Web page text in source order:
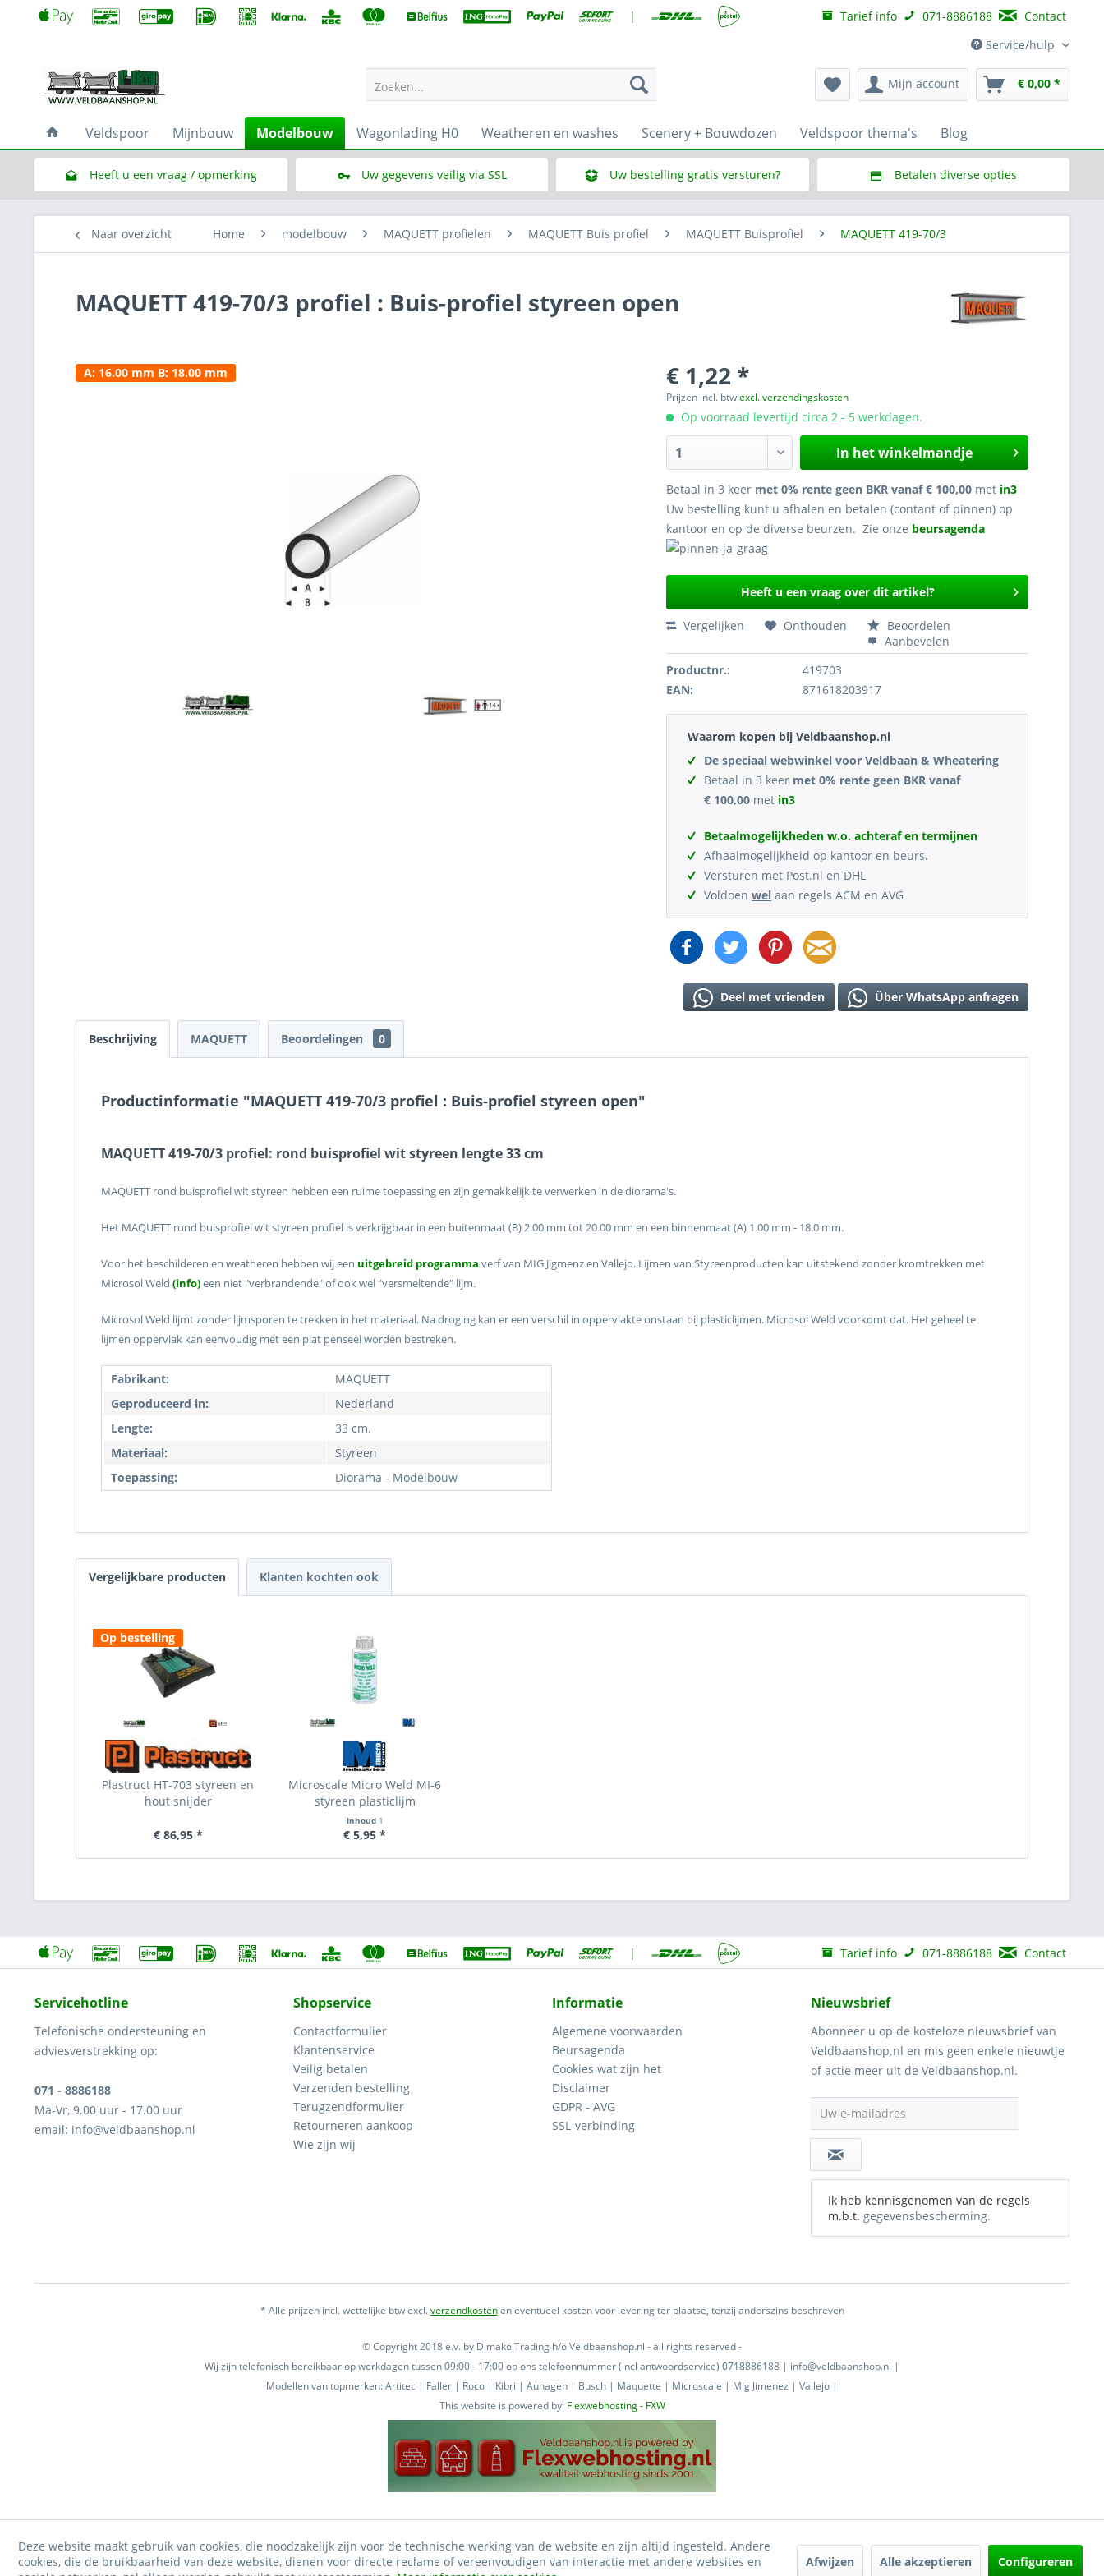
| Tarief info 071-8886188
Contact
Service/hulp
Zoeken... Mijn account € 0,00 *
Veldspoor Mijnbouw Modelbouw Wagonlading H0 Weatheren en washes Scenery + Bouwdozen Veldspoor thema's Blog
Heeft u een vraag / opmerking Uw gegevens veilig via SSL Uw bestelling gratis versturen? Betalen diverse opties
Naar overzicht
Home modelbouw MAQUETT profielen MAQUETT Buis profiel MAQUETT Buisprofiel MAQUETT 419-70/3
MAQUETT 419-70/3 profiel : Buis-profiel styreen open
A: 16.00 mm B: 18.00 mm € 1,22 *
Prijzen incl. btwexcl. verzendingskosten
Op voorraad levertijd circa 2 - 5 werkdagen.
In het winkelmandje
Betaal in 3 keer met 0% rente geen BKR vanaf € 100,00 met in3
Uw bestelling kunt u afhalen en betalen (contant of pinnen) op
kantoor en op de diverse beurzen. Zie onze beursagenda
Heeft u een vraag over dit artikel?
Vergelijken Onthouden
Beoordelen
Aanbevelen
Productnr.:
419703
EAN:
871618203917
Waarom kopen bij Veldbaanshop.nl
De speciaal webwinkel voor Veldbaan & Wheatering
Betaal in 3 keer met 0% rente geen BKR vanaf
€ 100,00 met in3
Betaalmogelijkheden w.o. achteraf en termijnen
Afhaalmogelijkheid op kantoor en beurs.
Versturen met Post.nl en DHL
Voldoenwel aan regels ACM en AVG
Deel met vrienden Über WhatsApp anfragen
Beschrijving MAQUETT Beoordelingen 0
Productinformatie "MAQUETT 419-70/3 profiel : Buis-profiel styreen open"
MAQUETT 419-70/3 profiel: rond buisprofiel wit styreen lengte 33 cm
MAQUETT rond buisprofiel wit styreen hebben een ruime toepassing en zijn gemakkelijk te verwerken in de diorama's.
Het MAQUETT rond buisprofiel wit styreen profiel is verkrijgbaar in een buitenmaat (B) 2.00 mm tot 20.00 mm en een binnenmaat (A) 1.00 mm - 18.0 mm.
Voor het beschilderen en weatheren hebben wij een uitgebreid programma verf van MIG Jigmenz en Vallejo. Lijmen van Styreenproducten kan uitstekend zonder kromtrekken met
Microsol Weld (info)een niet "verbrandende" of ook wel "versmeltende" lijm.
Microsol Weld lijmt zonder lijmsporen te trekken in het materiaal. Na droging kan er een verschil in oppervlakte onstaan bij plasticlijmen. Microsol Weld voorkomt dat. Het geheel te
lijmen oppervlak kan eenvoudig met een plat penseel worden bestreken.
Fabrikant:
MAQUETT
Geproduceerd in:
Nederland
Lengte:
33 cm.
Materiaal:
Styreen
Toepassing:
Diorama - Modelbouw
Vergelijkbare producten Klanten kochten ook
Op bestelling
Plastruct HT-703 styreen en
hout snijder
€ 86,95 *
Microscale Micro Weld MI-6
styreen plasticlijm
Inhoud 1
€ 5,95 *
| Tarief info 071-8886188 Contact
Servicehotline
Telefonische ondersteuning en
adviesverstrekking op:
071 - 8886188
Ma-Vr, 9.00 uur - 17.00 uur
email: info@veldbaanshop.nl
Shopservice
Contactformulier
Klantenservice
Veilig betalen
Verzenden bestelling
Terugzendformulier
Retourneren aankoop
Wie zijn wij
Informatie
Algemene voorwaarden
Beursagenda
Cookies wat zijn het
Disclaimer
GDPR - AVG
SSL-verbinding
Nieuwsbrief
Abonneer u op de kosteloze nieuwsbrief van
Veldbaanshop.nl en mis geen enkele nieuwtje
of actie meer uit de Veldbaanshop.nl.
Uw e-mailadres
Ik heb kennisgenomen van de regels
m.b.t. gegevensbescherming.
* Alle prijzen incl. wettelijke btw excl.verzendkostenen eventueel kosten voor levering ter plaatse, tenzij anderszins beschreven
© Copyright 2018 e.v. by Dimako Trading h/o Veldbaanshop.nl - all rights reserved -
Wij zijn telefonisch bereikbaar op werkdagen tussen 09:00 - 17:00 op ons telefoonnummer (incl antwoordservice) 0718886188 | info@veldbaanshop.nl |
Modellen van topmerken: Artitec | Faller | Roco | Kibri | Auhagen | Busch | Maquette | Microscale | Mig Jimenez | Vallejo |
This website is powered by: Flexwebhosting - FXW
Deze website maakt gebruik van cookies, die noodzakelijk zijn voor de technische werking van de website en zijn altijd ingesteld. Andere
cookies, die de bruikbaarheid van deze website, dienen voor directe reclame of vereenvoudigen van interactie met andere websites en
Afwijzen Alle akzeptieren Configureren